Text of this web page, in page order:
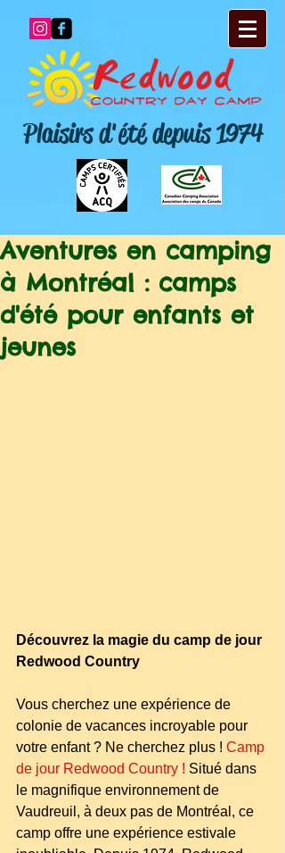
Plaisirs d'été depuis 1974
Aventures en camping
à Montréal : camps
d'été pour enfants et
jeunes
Découvrez la magie du camp de jour
Redwood Country
Vous cherchez une expérience de
colonie de vacances incroyable pour
votre enfant ? Ne cherchez plus ! Camp
de jour Redwood Country ! Situé dans
le magnifique environnement de
Vaudreuil, à deux pas de Montréal, ce
camp offre une expérience estivale